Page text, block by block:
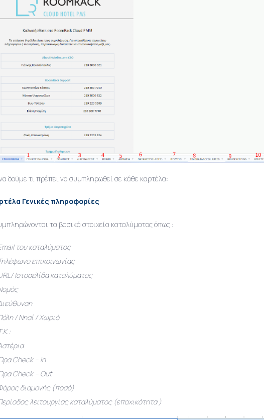
δούμε τι πρέπει να συμπληρωθεί σε κάθε καρτέλα:
Γενικές πληροφορίες
τα βασικά στοιχεία καταλύματος όπως :
του καταλύματος
επικοινωνίας
Ιστοσελίδα καταλύματος
/ Νησί / Χωριό
Check – In
Check – Out
διαμονής (ποσό)
λειτουργίας καταλύματος (εποχικότητα )